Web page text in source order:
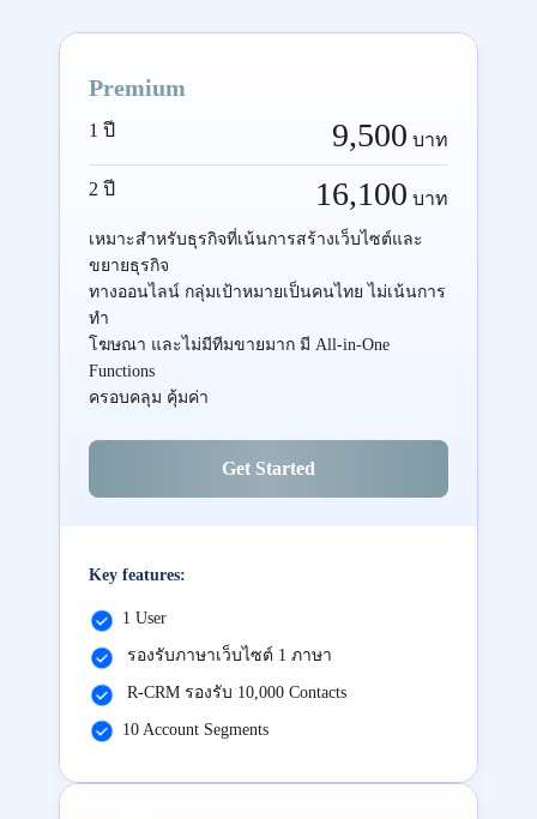
Premium
1 ปี 9,500 บาท
2 ปี 16,100 บาท
เหมาะสำหรับธุรกิจที่เน้นการสร้างเว็บไซต์และ
ขยายธุรกิจ
ทางออนไลน์ กลุ่มเป้าหมายเป็นคนไทย ไม่เน้นการ
ทำ
โฆษณา และไม่มีทีมขายมาก มี All-in-One
Functions
ครอบคลุม คุ้มค่า
Get Started
Key features:
1 User
รองรับภาษาเว็บไซต์ 1 ภาษา
R-CRM รองรับ 10,000 Contacts
10 Account Segments